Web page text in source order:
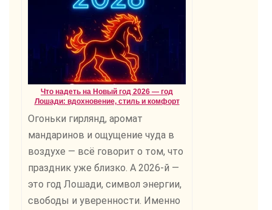
Что надеть на Новый год 2026 — год
Лошади: вдохновение, стиль и комфорт
Огоньки гирлянд, аромат
мандаринов и ощущение чуда в
воздухе — всё говорит о том, что
праздник уже близко. А 2026-й —
это год Лошади, символ энергии,
свободы и уверенности. Именно